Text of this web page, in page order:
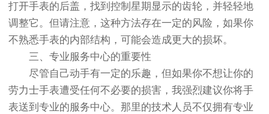
打开手表的后盖，找到控制星期显示的齿轮，并轻轻地
调整它。但请注意，这种方法存在一定的风险，如果你
不熟悉手表的内部结构，可能会造成更大的损坏。
三、专业服务中心的重要性
尽管自己动手有一定的乐趣，但如果你不想让你的
劳力士手表遭受任何不必要的损害，我强烈建议你将手
表送到专业的服务中心。那里的技术人员不仅拥有专业